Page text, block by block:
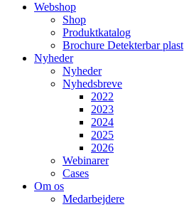
Webshop
Shop
Produktkatalog
Brochure Detekterbar plast
Nyheder
Nyheder
Nyhedsbreve
2022
2023
2024
2025
2026
Webinarer
Cases
Om os
Medarbejdere